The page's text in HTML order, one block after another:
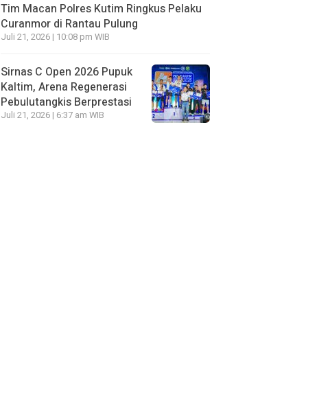
Tim Macan Polres Kutim Ringkus Pelaku
Curanmor di Rantau Pulung
Juli 21, 2026 | 10:08 pm WIB
Sirnas C Open 2026 Pupuk
Kaltim, Arena Regenerasi
Pebulutangkis Berprestasi
Juli 21, 2026 | 6:37 am WIB